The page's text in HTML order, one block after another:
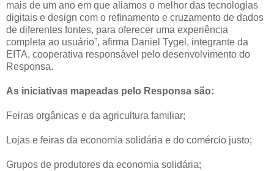
mais de um ano em que aliamos o melhor das tecnologias
digitais e design com o refinamento e cruzamento de dados
de diferentes fontes, para oferecer uma experiência
completa ao usuário”, afirma Daniel Tygel, integrante da
EITA, cooperativa responsável pelo desenvolvimento do
Responsa.
As iniciativas mapeadas pelo Responsa são:
Feiras orgânicas e da agricultura familiar;
Lojas e feiras da economia solidária e do comércio justo;
Grupos de produtores da economia solidária;